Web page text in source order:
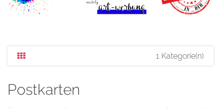
1 Kategorie(n)
Postkarten